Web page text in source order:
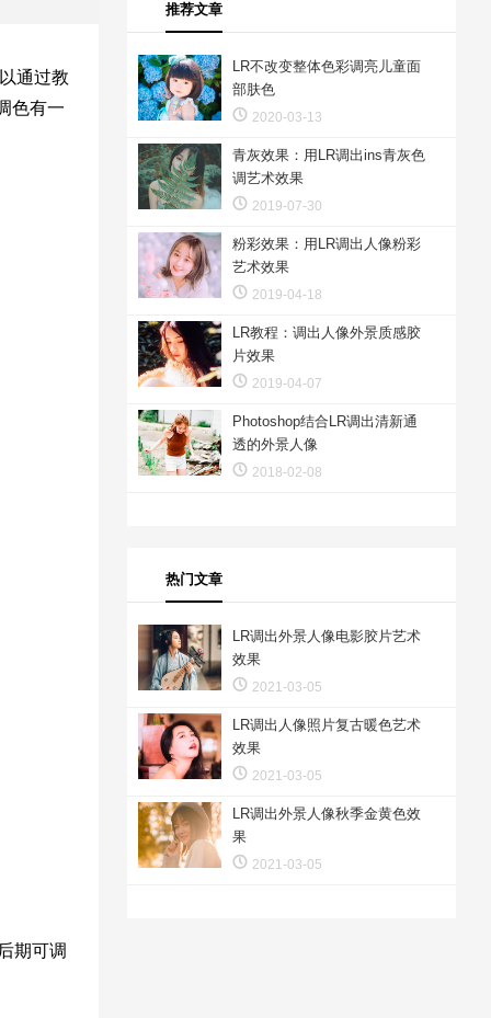
通过教
色有一
期可调
推荐文章
LR不改变整体色彩调亮儿童面
部肤色
2020-03-13
青灰效果：用LR调出ins青灰色
调艺术效果
2019-07-30
粉彩效果：用LR调出人像粉彩
艺术效果
2019-04-18
LR教程：调出人像外景质感胶
片效果
2019-04-07
Photoshop结合LR调出清新通
透的外景人像
2018-02-08
热门文章
LR调出外景人像电影胶片艺术
效果
2021-03-05
LR调出人像照片复古暖色艺术
效果
2021-03-05
LR调出外景人像秋季金黄色效
果
2021-03-05